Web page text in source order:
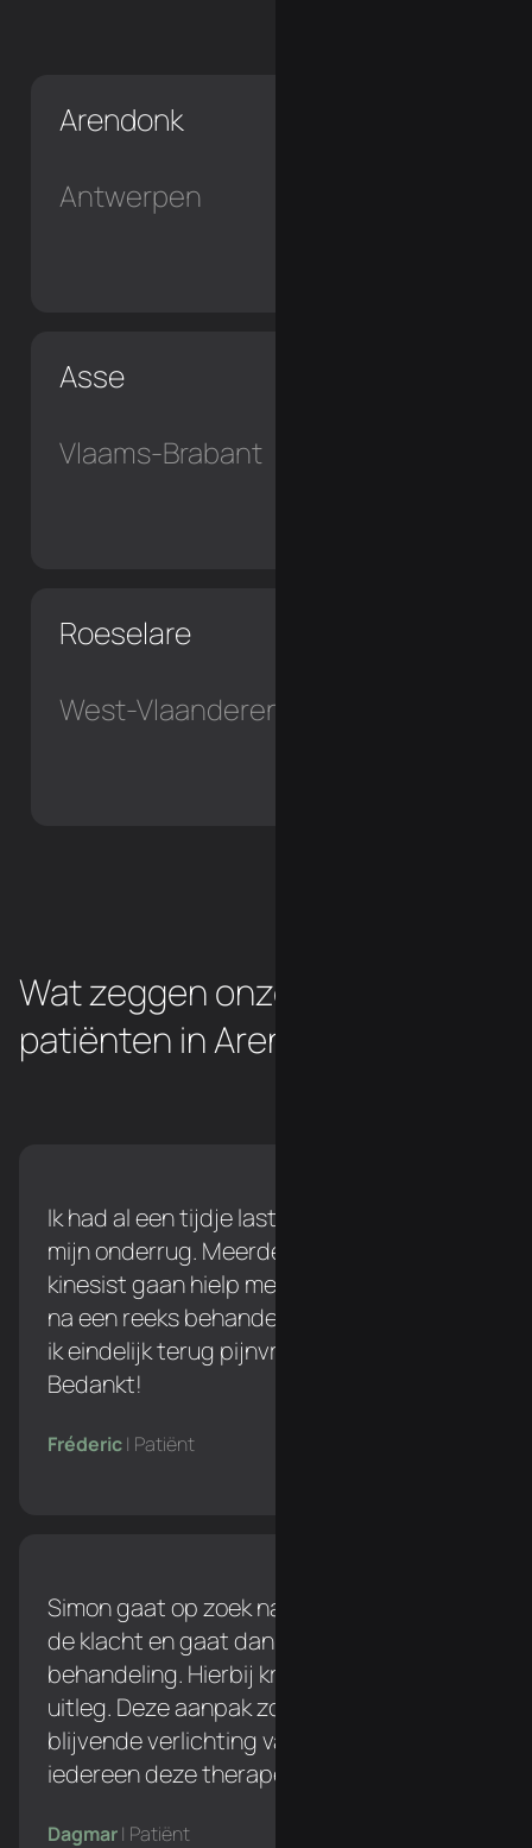
Arendonk
Antwerpen
Asse
Vlaams-Brabant
Roeselare
West-Vlaanderen
Wat zeggen onze chiropraxie
patiënten in Arendonk?
Ik had al een tijdje last tijdens het lopen in
mijn onderrug. Meerdere keren naar een
kinesist gaan hielp me niet verder, maar
na een reeks behandelingen bij Simon ben
ik eindelijk terug pijnvrij tijdens het lopen!
Bedankt!
Fréderic| Patiënt
Simon gaat op zoek naar de oorzaak van
de klacht en gaat dan pas over naar een
behandeling. Hierbij krijg je een duidelijke
uitleg. Deze aanpak zorgt voor een
blijvende verlichting van de klacht. Ik zou
iedereen deze therapeut aanraden!
Dagmar| Patiënt